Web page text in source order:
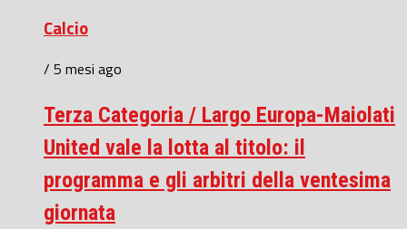
Calcio
/ 5 mesi ago
Terza Categoria / Largo Europa-Maiolati
United vale la lotta al titolo: il
programma e gli arbitri della ventesima
giornata